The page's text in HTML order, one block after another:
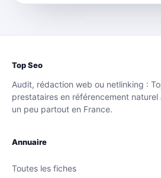
Top Seo
Audit, rédaction web ou netlinking :
prestataires en référencement naturel
un peu partout en France.
Annuaire
Toutes les fiches